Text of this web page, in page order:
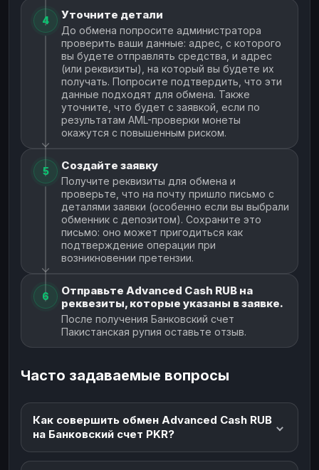
4 Уточните детали
До обмена попросите администратора
проверить ваши данные: адрес, с которого
вы будете отправлять средства, и адрес
(или реквизиты), на который вы будете их
получать. Попросите подтвердить, что эти
данные подходят для обмена. Также
уточните, что будет с заявкой, если по
результатам AML-проверки монеты
окажутся с повышенным риском.
5 Создайте заявку
Получите реквизиты для обмена и
проверьте, что на почту пришло письмо с
деталями заявки (особенно если вы выбрали
обменник с депозитом). Сохраните это
письмо: оно может пригодиться как
подтверждение операции при
возникновении претензии.
6
Отправьте Advanced Cash RUB на
реквезиты, которые указаны в заявке.
После получения Банковский счет
Пакистанская рупия оставьте отзыв.
Часто задаваемые вопросы
Как совершить обмен Advanced Cash RUB
на Банковский счет PKR?